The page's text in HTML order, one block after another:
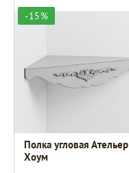
-15%
Полка угловая Ательер
Хоум